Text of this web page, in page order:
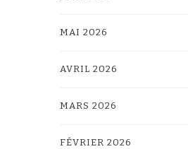
MAI 2026
AVRIL 2026
MARS 2026
FÉVRIER 2026